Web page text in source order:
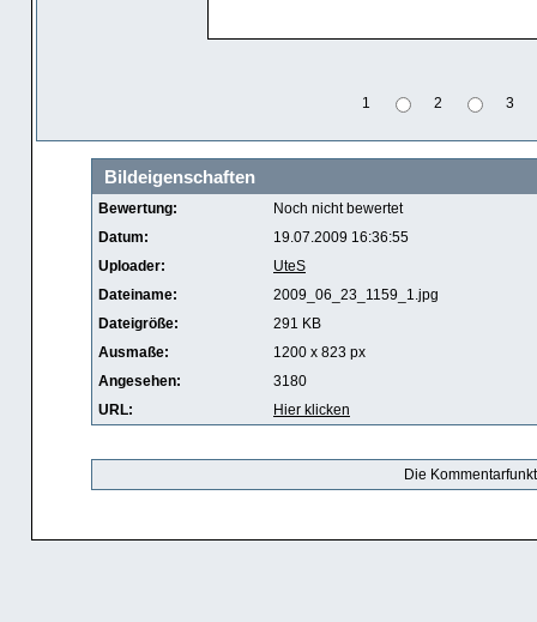
1 2 3
Bildeigenschaften
Bewertung:
Noch nicht bewertet
Datum:
19.07.2009 16:36:55
Uploader:
UteS
Dateiname:
2009_06_23_1159_1.jpg
Dateigröße:
291 KB
Ausmaße:
1200 x 823 px
Angesehen:
3180
URL:
Hier klicken
Die